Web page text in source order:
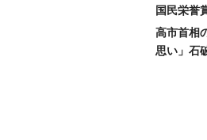
国民栄誉
高市首相
思い」石